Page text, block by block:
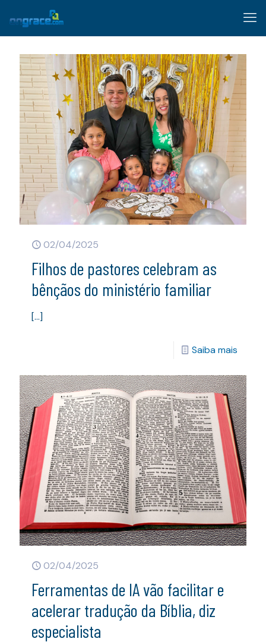
02/04/2025
Filhos de pastores celebram as
bênçãos do ministério familiar
[…]
Saiba mais
02/04/2025
Ferramentas de IA vão facilitar e
acelerar tradução da Bíblia, diz
especialista